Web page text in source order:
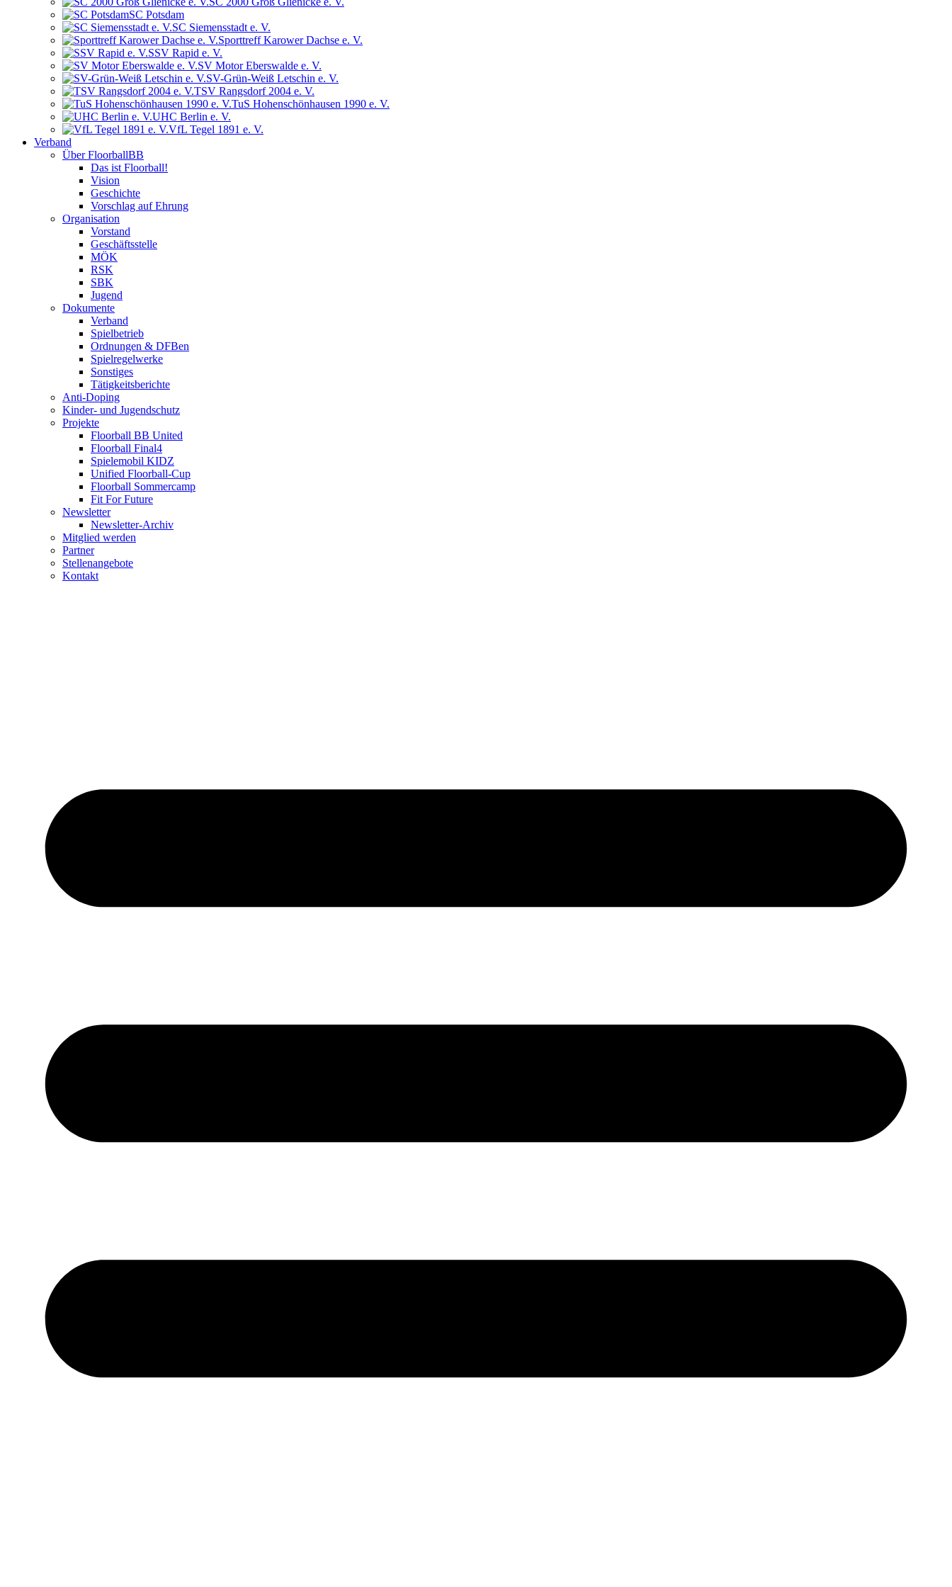
SC Potsdam
SC Siemensstadt e. V.
Sporttreff Karower Dachse e. V.
SSV Rapid e. V.
SV Motor Eberswalde e. V.
SV-Grün-Weiß Letschin e. V.
TSV Rangsdorf 2004 e. V.
TuS Hohenschönhausen 1990 e. V.
UHC Berlin e. V.
VfL Tegel 1891 e. V.
Verband
Über FloorballBB
Das ist Floorball!
Vision
Geschichte
Vorschlag auf Ehrung
Organisation
Vorstand
Geschäftsstelle
MÖK
RSK
SBK
Jugend
Dokumente
Verband
Spielbetrieb
Ordnungen & DFBen
Spielregelwerke
Sonstiges
Tätigkeitsberichte
Anti-Doping
Kinder- und Jugendschutz
Projekte
Floorball BB United
Floorball Final4
Spielemobil KIDZ
Unified Floorball-Cup
Floorball Sommercamp
Fit For Future
Newsletter
Newsletter-Archiv
Mitglied werden
Partner
Stellenangebote
Kontakt